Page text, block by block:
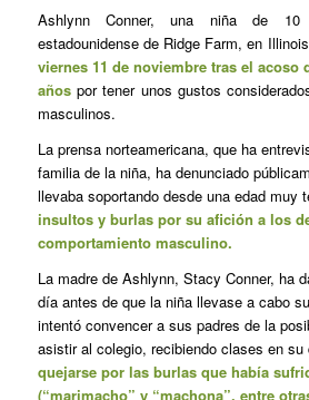
Ashlynn Conner, una niña de
estadounidense de Ridge Farm, en
viernes 11 de noviembre tras el acoso
añospor tener unos gustos
masculinos.
La prensa norteamericana, que ha
familia de la niña, ha denunciado
llevaba soportando desde una edad muy
insultos y burlas por su afición a los
comportamiento masculino.
La madre de Ashlynn, Stacy Conner, ha
día antes de que la niña llevase a cabo
intentó convencer a sus padres de la
asistir al colegio, recibiendo clases en su
quejarse por las burlas que había
(“marimacho” y “machona”, entre